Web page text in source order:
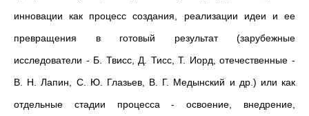
инновации как процесс создания, реализации идеи и ее
превращения в готовый результат (зарубежные
исследователи - Б. Твисс, Д. Тисс, Т. Иорд, отечественные -
В. Н. Лапин, С. Ю. Глазьев, В. Г. Медынский и др.) или как
отдельные стадии процесса - освоение, внедрение,